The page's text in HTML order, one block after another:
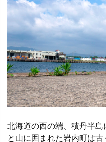
北海道の西の端、積丹半
と山に囲まれた岩内町は